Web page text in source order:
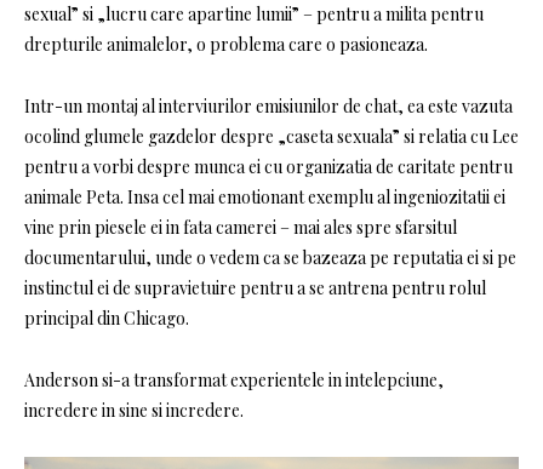
sexual” si „lucru care apartine lumii” – pentru a milita pentru
drepturile animalelor, o problema care o pasioneaza.
Intr-un montaj al interviurilor emisiunilor de chat, ea este vazuta
ocolind glumele gazdelor despre „caseta sexuala” si relatia cu Lee
pentru a vorbi despre munca ei cu organizatia de caritate pentru
animale Peta. Insa cel mai emotionant exemplu al ingeniozitatii ei
vine prin piesele ei in fata camerei – mai ales spre sfarsitul
documentarului, unde o vedem ca se bazeaza pe reputatia ei si pe
instinctul ei de supravietuire pentru a se antrena pentru rolul
principal din Chicago.
Anderson si-a transformat experientele in intelepciune,
incredere in sine si incredere.